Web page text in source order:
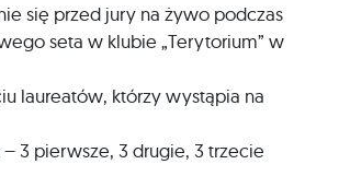
się przed jury na żywo podczas
seta w klubie „Terytorium” w
laureatów, którzy wystąpia na
3 pierwsze, 3 drugie, 3 trzecie